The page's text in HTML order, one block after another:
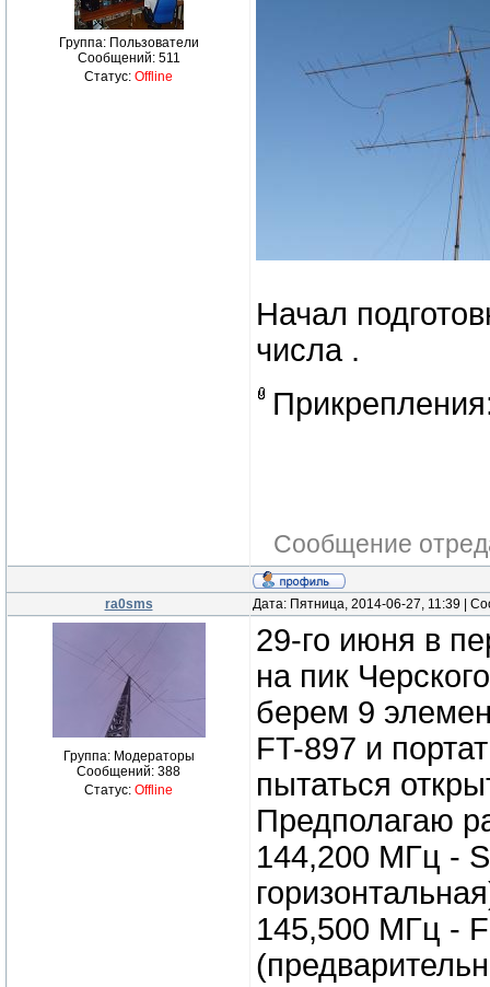
Группа: Пользователи
Сообщений: 511
Статус: Offline
Начал
числа .
Сообщение
ra0sms Дата: Пятница, 2014-06-27, 11:39 |
Группа: Модераторы
Сообщений: 388
Статус: Offline
29-го июня в
на пик
берем 9
FT-897 и
пытаться
Предполагаю
144,200 МГц -
145,500 МГц -